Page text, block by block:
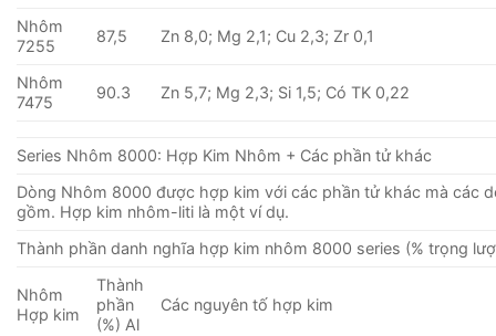
Nhôm
7255
87,5 Zn 8,0; Mg 2,1; Cu 2,3; Zr 0,1
Nhôm
7475
90.3 Zn 5,7; Mg 2,3; Si 1,5; Có TK 0,22
Series Nhôm 8000: Hợp Kim Nhôm + Các phần tử khác
Dòng Nhôm 8000 được hợp kim với các phần tử khác mà các
gồm. Hợp kim nhôm-liti là một ví dụ.
Thành phần danh nghĩa hợp kim nhôm 8000 series (% trọng
Nhôm
Hợp kim
Thành
phần
(%) Al
Các nguyên tố hợp kim